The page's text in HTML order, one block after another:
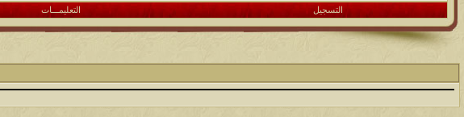
التسجيل التعليمـــات